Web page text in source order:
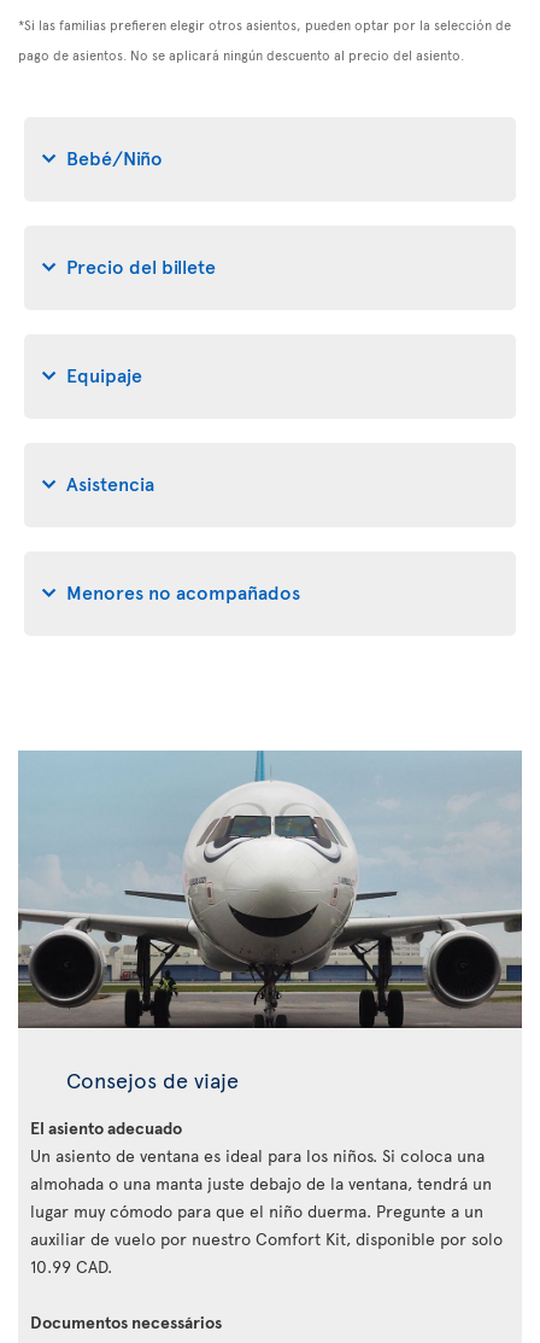
*Si las familias prefieren elegir otros asientos, pueden optar por la selección de
pago de asientos. No se aplicará ningún descuento al precio del asiento.
Bebé/Niño
Precio del billete
Equipaje
Asistencia
Menores no acompañados
Consejos de viaje
El asiento adecuado
Un asiento de ventana es ideal para los niños. Si coloca una
almohada o una manta juste debajo de la ventana, tendrá un
lugar muy cómodo para que el niño duerma. Pregunte a un
auxiliar de vuelo por nuestro Comfort Kit, disponible por solo
10.99 CAD.
Documentos necessários